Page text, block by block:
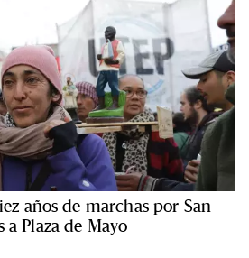
años de marchas por San
a Plaza de Mayo